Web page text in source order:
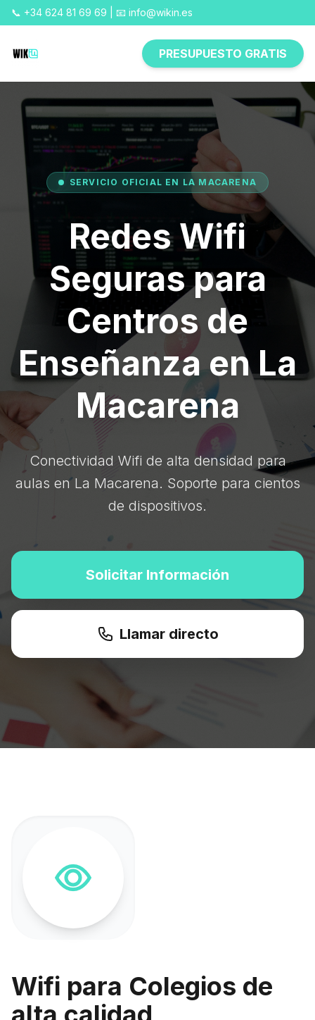
📞 +34 624 81 69 69 | 📧 info@wikin.es
PRESUPUESTO GRATIS
SERVICIO OFICIAL EN LA MACARENA
Redes Wifi
Seguras para
Centros de
Enseñanza en La
Macarena
Conectividad Wifi de alta densidad para
aulas en La Macarena. Soporte para cientos
de dispositivos.
Solicitar Información
Llamar directo
Wifi para Colegios de